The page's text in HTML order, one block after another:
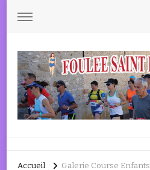
Accueil Galerie Course Enfants